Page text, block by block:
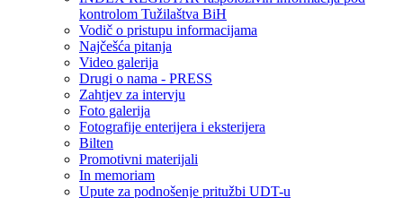
kontrolom Tužilaštva BiH
Vodič o pristupu informacijama
Najčešća pitanja
Video galerija
Drugi o nama - PRESS
Zahtjev za intervju
Foto galerija
Fotografije enterijera i eksterijera
Bilten
Promotivni materijali
In memoriam
Upute za podnošenje pritužbi UDT-u